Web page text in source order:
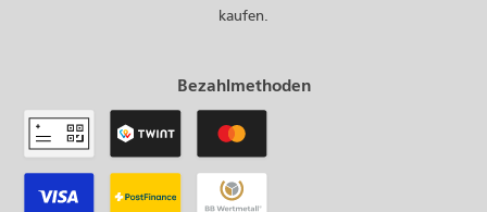
kaufen.
Bezahlmethoden